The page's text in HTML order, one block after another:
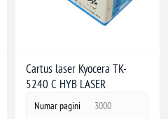
Cartus laser Kyocera TK-
5240 C HYB LASER
Numar pagini 3000